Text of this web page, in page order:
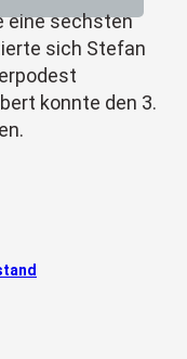
eine sechsten
sich Stefan
konnte den 3.